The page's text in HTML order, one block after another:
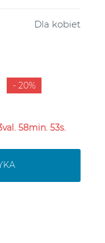
Dla kobiet
- 20%
58min. 52s.